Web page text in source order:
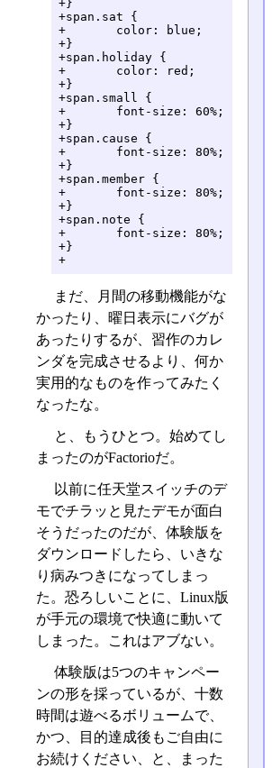
+}
+span.sat {
+	color: blue;
+}
+span.holiday {
+	color: red;
+}
+span.small {
+	font-size: 60%;
+}
+span.cause {
+	font-size: 80%;
+}
+span.member {
+	font-size: 80%;
+}
+span.note {
+	font-size: 80%;
+}
+
まだ、月間の移動機能がな
かったり、曜日表示にバグが
あったりするが、習作のカレ
ンダを完成させるより、何か
実用的なものを作ってみたく
なったな。
と、もうひとつ。始めてし
まったのがFactorioだ。
以前に任天堂スイッチのデ
モでチラッと見たデモが面白
そうだったのだが、体験版を
ダウンロードしたら、いきな
り病みつきになってしまっ
た。恐ろしいことに、Linux版
が手元の環境で快適に動いて
しまった。これはアブない。
体験版は5つのキャンペー
ンの形を採っているが、十数
時間は遊べるボリュームで、
かつ、目的達成後もご自由に
お続けください、と、まった